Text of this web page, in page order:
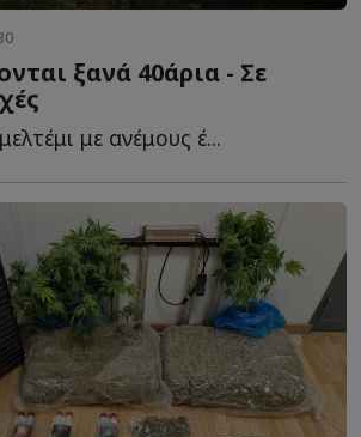
ξανά 40άρια - Σε
με ανέμους έ...